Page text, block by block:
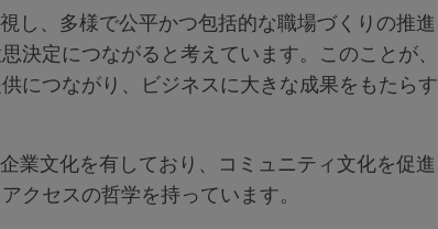
し、多様で公平かつ包括的な職場づくりの推進
決定につながると考えています。このことが、
につながり、ビジネスに大きな成果をもたらす
業文化を有しており、コミュニティ文化を促進
クセスの哲学を持っています。